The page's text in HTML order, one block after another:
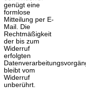
genügt eine
formlose
Mitteilung per E-
Mail. Die
Rechtmäßigkeit
der bis zum
Widerruf
erfolgten
bleibt vom
Widerruf
unberührt.